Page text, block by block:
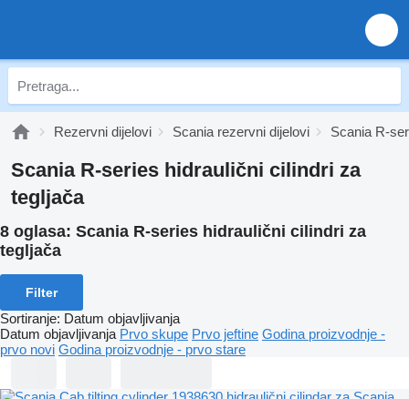
Rezervni dijelovi Scania rezervni dijelovi Scania R-
Scania R-series hidraulični cilindri za
tegljača
8 oglasa: Scania R-series hidraulični cilindri za
tegljača
Filter
Sortiranje: Datum objavljivanja
Datum objavljivanja Prvo skupe Prvo jeftine Godina proizvodnje -
prvo novi Godina proizvodnje - prvo stare